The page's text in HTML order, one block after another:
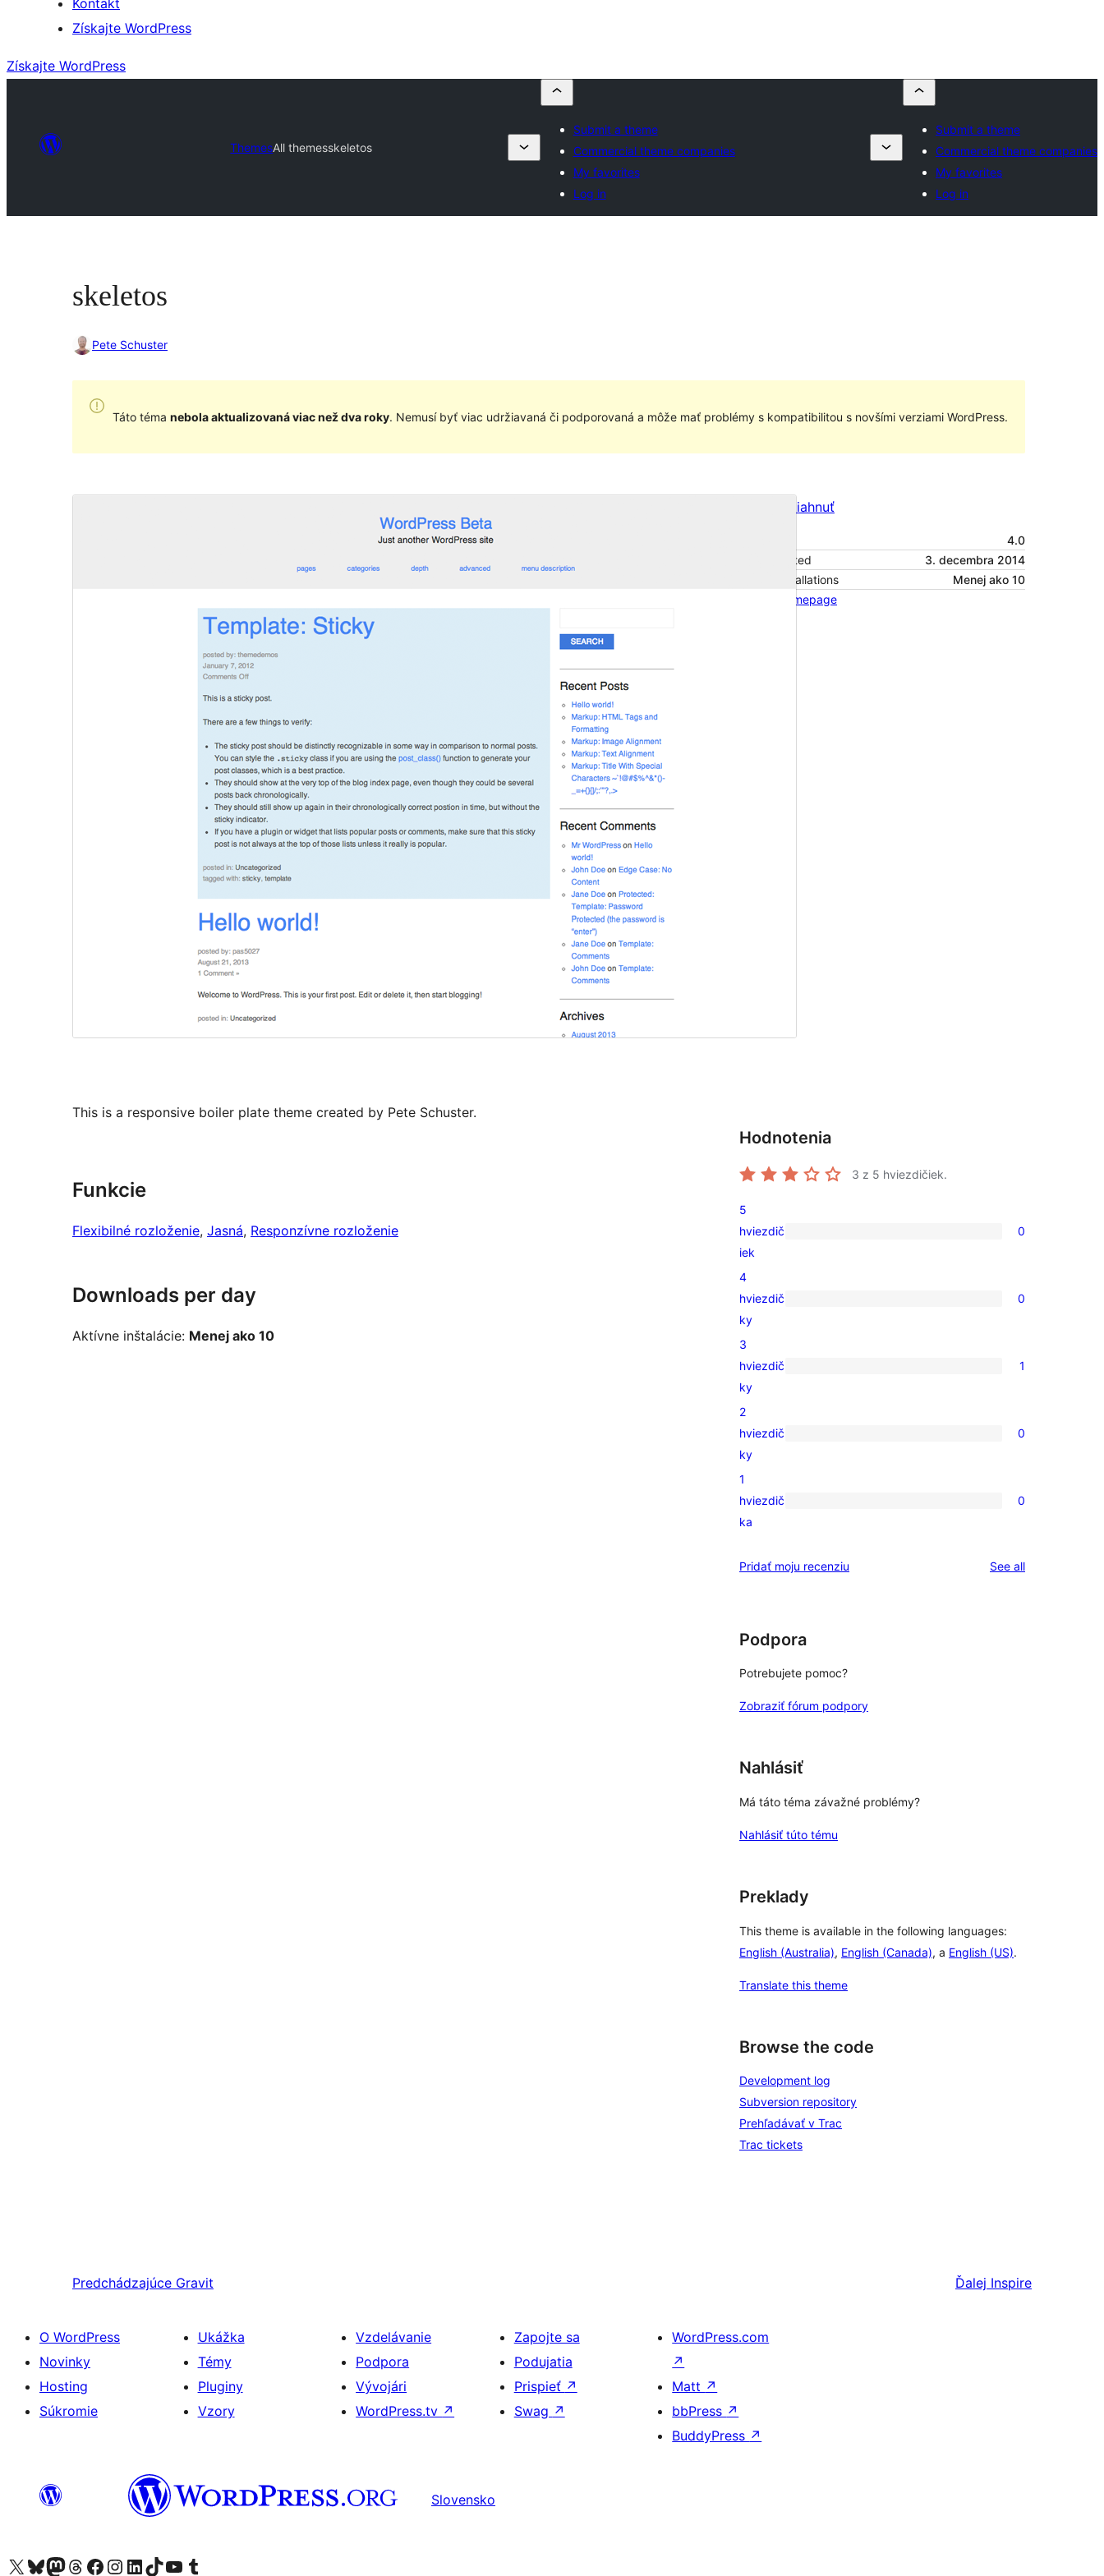
Kontakt
Získajte WordPress
Získajte WordPress
ThemesAll themesskeletos
Submit a theme
Commercial theme companies
My favorites
Log in
Submit a theme
Commercial theme companies
My favorites
Log in
skeletos
Pete Schuster
Táto téma nebola aktualizovaná viac než dva roky. Nemusí byť viac udržiavaná či podporovaná a môže mať problémy s kompatibilitou s novšími verziami WordPress.
Stiahnuť
4.0
Last updated
3. decembra 2014
Active installations
Menej ako 10
Theme homepage
This is a responsive boiler plate theme created by Pete Schuster.
Funkcie
Flexibilné rozloženie, Jasná, Responzívne rozloženie
Downloads per day
Aktívne inštalácie: Menej ako 10
Hodnotenia
3 z 5 hviezdičiek.
0
recenzií
s
5-
hviezdičkovým
hodnotením
5
hviezdič
iek
0
0
recenzií
s
4-
hviezdičkovým
hodnotením
4
hviezdič
ky
0
1
recenzia
s
3-
hviezdičkovým
hodnotením
3
hviezdič
ky
1
0
recenzií
s
2-
hviezdičkovým
2
hviezdič
ky
0
0
recenzií
1-
1
hviezdič
ka
0
Pridať moju recenziu See allreviews
Podpora
Potrebujete pomoc?
Zobraziť fórum podpory
Nahlásiť
Má táto téma závažné problémy?
Nahlásiť túto tému
Preklady
This theme is available in the following languages:
English (Australia), English (Canada), a English (US).
Translate this theme
Browse the code
Development log
Subversion repository
Prehľadávať v Trac
Trac tickets
Predchádzajúce Gravit Ďalej Inspire
O WordPress
Novinky
Hosting
Súkromie
Ukážka
Témy
Pluginy
Vzory
Vzdelávanie
Podpora
Vývojári
WordPress.tv ↗
Zapojte sa
Podujatia
Prispieť ↗
Swag ↗
WordPress.com
↗
Matt ↗
bbPress ↗
BuddyPress ↗
Slovensko
Navštívte náš účet na X (predtým Twitter)
Navštívte náš účet na platforme Bluesky
Navštívte náš účet na Mastodone
Navštívte náš účet na platforme Threads
Navštívte našu stránku na Facebooku
Navštívte náš účet Instagram
Navštívte náš účet LinkedIn
Navštívte náš účet na platforme TikTok
Navštívte náš kanál YouTube
Navštívte náš účet na platforme Tumblr